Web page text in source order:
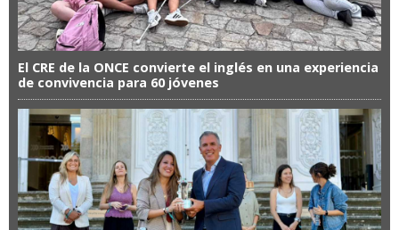
El CRE de la ONCE convierte el inglés en una experiencia
de convivencia para 60 jóvenes